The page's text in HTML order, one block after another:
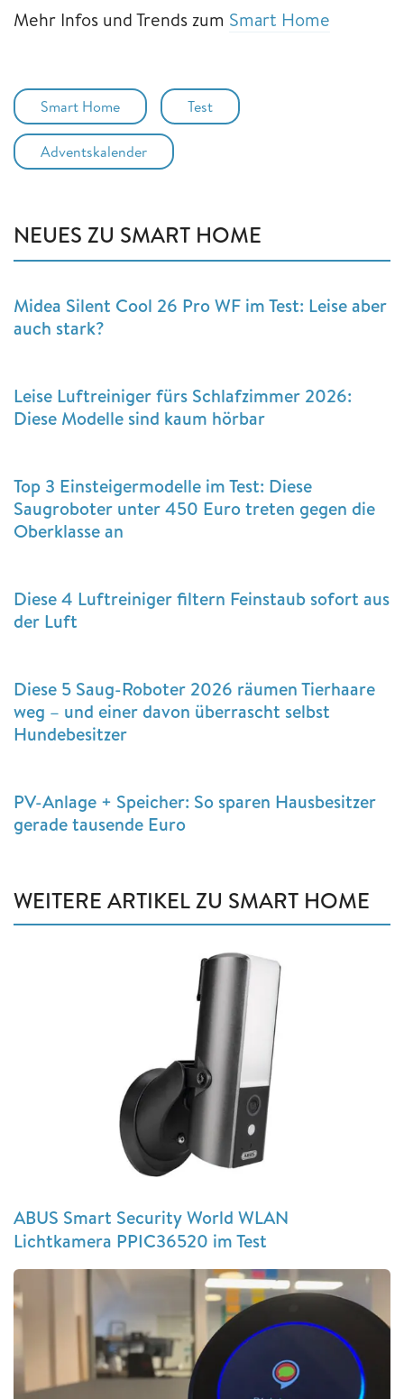
Mehr Infos und Trends zum Smart Home
Smart Home Test
Adventskalender
NEUES ZU SMART HOME
Midea Silent Cool 26 Pro WF im Test: Leise aber
auch stark?
Leise Luftreiniger fürs Schlafzimmer 2026:
Diese Modelle sind kaum hörbar
Top 3 Einsteigermodelle im Test: Diese
Saugroboter unter 450 Euro treten gegen die
Oberklasse an
Diese 4 Luftreiniger filtern Feinstaub sofort aus
der Luft
Diese 5 Saug-Roboter 2026 räumen Tierhaare
weg – und einer davon überrascht selbst
Hundebesitzer
PV-Anlage + Speicher: So sparen Hausbesitzer
gerade tausende Euro
WEITERE ARTIKEL ZU SMART HOME
ABUS Smart Security World WLAN
Lichtkamera PPIC36520 im Test